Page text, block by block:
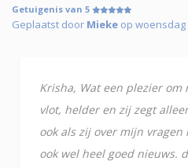
Getuigenis van 5
Geplaatst door Mieke op woensdag
Krisha, Wat een plezier
vlot, helder en zij zegt
ook als zij over mijn
ook wel heel goed nieuws.